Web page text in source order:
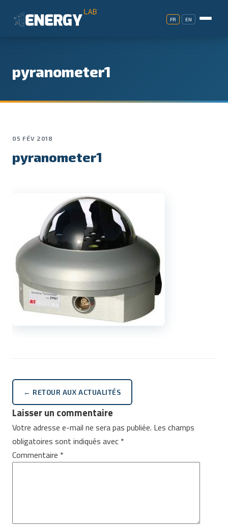
FR EN
pyranometer1
05 FÉV 2018
pyranometer1
← RETOUR AUX ACTUALITÉS
Laisser un commentaire
Votre adresse e-mail ne sera pas publiée. Les champs
obligatoires sont indiqués avec *
Commentaire *